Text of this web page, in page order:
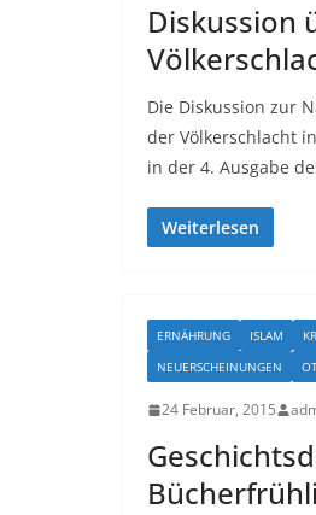
Diskussion
Die Diskussion zur
der Völkerschlacht
in der 4. Ausgabe
Weiterlesen
ERNÄHRUNG ISLAM
NEUERSCHEINUNGEN
24 Februar, 2015